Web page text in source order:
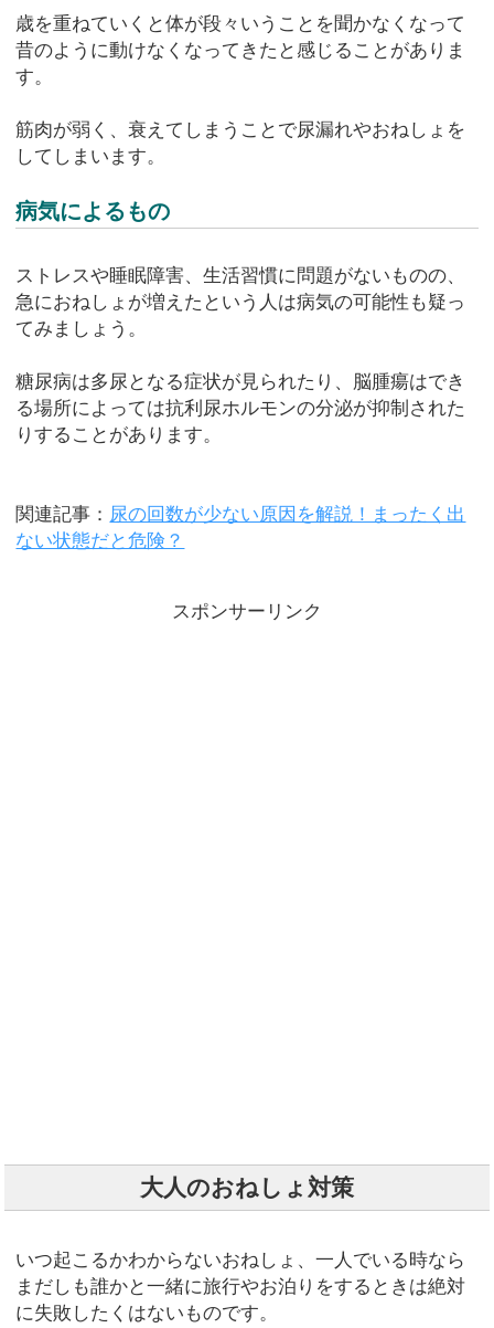
歳を重ねていくと体が段々いうことを聞かなくなって
昔のように動けなくなってきたと感じることがありま
す。
筋肉が弱く、衰えてしまうことで尿漏れやおねしょを
してしまいます。
病気によるもの
ストレスや睡眠障害、生活習慣に問題がないものの、
急におねしょが増えたという人は病気の可能性も疑っ
てみましょう。
糖尿病は多尿となる症状が見られたり、脳腫瘍はでき
る場所によっては抗利尿ホルモンの分泌が抑制された
りすることがあります。
関連記事： 尿の回数が少ない原因を解説！まったく出
ない状態だと危険？
スポンサーリンク
大人のおねしょ対策
いつ起こるかわからないおねしょ、一人でいる時なら
まだしも誰かと一緒に旅行やお泊りをするときは絶対
に失敗したくはないものです。